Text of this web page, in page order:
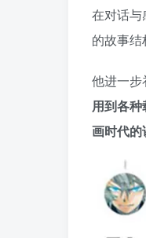
在对话
的故事结
他进一步
用到各
画时代